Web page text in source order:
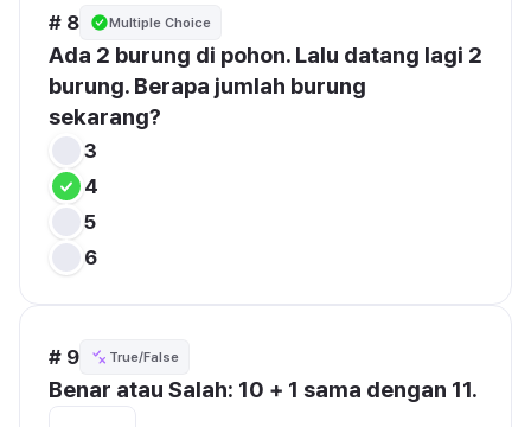
# 8 Multiple Choice
Ada 2 burung di pohon. Lalu datang lagi 2
burung. Berapa jumlah burung
sekarang?
3
4
5
6
# 9 True/False
Benar atau Salah: 10 + 1 sama dengan 11.